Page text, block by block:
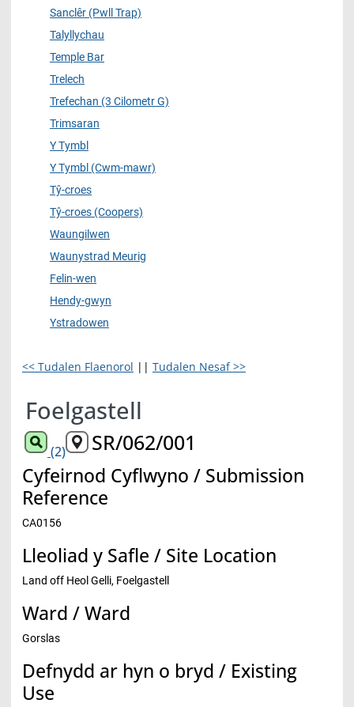
Sanclêr (Pwll Trap)
Talyllychau
Temple Bar
Trelech
Trefechan (3 Cilometr G)
Trimsaran
Y Tymbl
Y Tymbl (Cwm-mawr)
Tŷ-croes
Tŷ-croes (Coopers)
Waungilwen
Waunystrad Meurig
Felin-wen
Hendy-gwyn
Ystradowen
<< Tudalen Flaenorol || Tudalen Nesaf >>
Foelgastell
(2) SR/062/001
Cyfeirnod Cyflwyno / Submission
Reference
CA0156
Lleoliad y Safle / Site Location
Land off Heol Gelli, Foelgastell
Ward / Ward
Gorslas
Defnydd ar hyn o bryd / Existing
Use